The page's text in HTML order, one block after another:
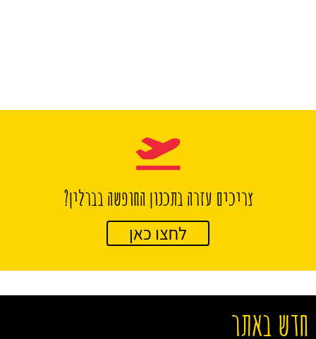
צריכים עזרה בתכנון החופשה בברלין?
לחצו כאן
חדש באתר